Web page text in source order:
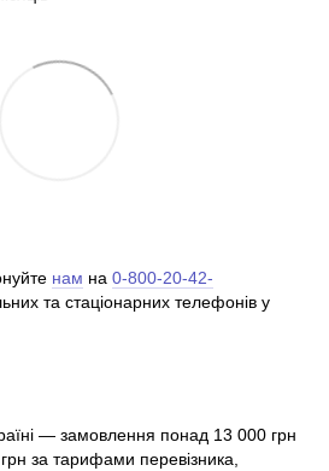
нам на 0-800-20-42-
та стаціонарних телефонів у
— замовлення понад 13 000 грн
за тарифами перевізника,